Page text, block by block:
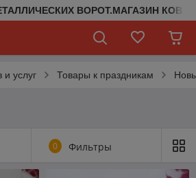
ВОРОТ.МАГАЗИН
и услуг Товары к праздникам
0 Фильтры